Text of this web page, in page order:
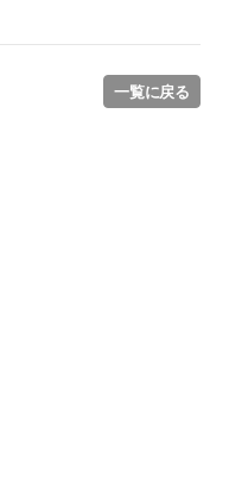
一覧に戻る